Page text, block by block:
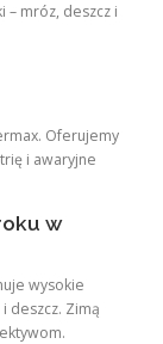
– mróz, deszcz i
Oferujemy
i awaryjne
w
wysokie
deszcz. Zimą